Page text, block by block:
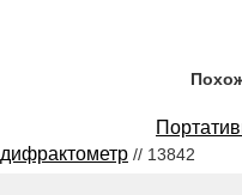
дифрактометр // 13842